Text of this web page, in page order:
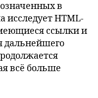
в
исследует HTML-
ссылки и
дальнейшего
всё больше